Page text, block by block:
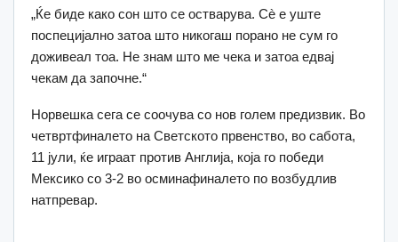
„Ќе биде како сон што се остварува. Сè е уште
поспецијално затоа што никогаш порано не сум го
доживеал тоа. Не знам што ме чека и затоа едвај
чекам да започне.“
Норвешка сега се соочува со нов голем предизвик. Во
четвртфиналето на Светското првенство, во сабота,
11 јули, ќе играат против Англија, која го победи
Мексико со 3-2 во осминафиналето по возбудлив
натпревар.